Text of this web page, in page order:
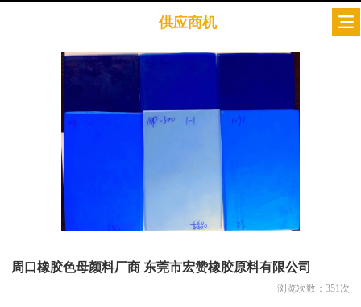
供应商机
周口橡胶色母颜料厂商 东莞市宏赞橡胶原料有限公司
浏览次数： 351 次